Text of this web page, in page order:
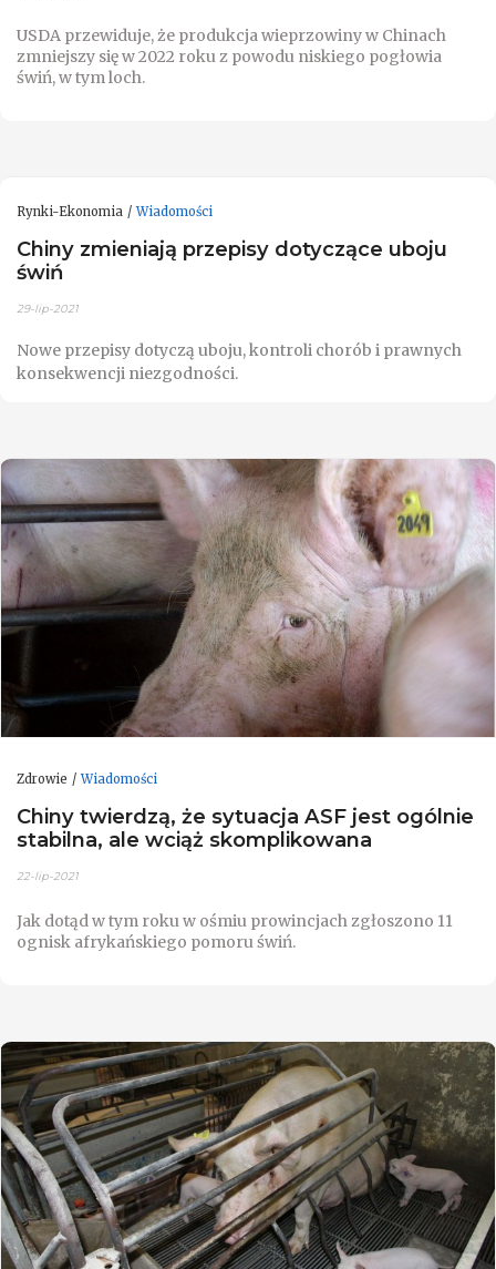
USDA przewiduje, że produkcja wieprzowiny w Chinach
zmniejszy się w 2022 roku z powodu niskiego pogłowia
świń, w tym loch.
Rynki-Ekonomia Wiadomości
Chiny zmieniają przepisy dotyczące uboju
świń
29-lip-2021
Nowe przepisy dotyczą uboju, kontroli chorób i prawnych
konsekwencji niezgodności.
Zdrowie Wiadomości
Chiny twierdzą, że sytuacja ASF jest ogólnie
stabilna, ale wciąż skomplikowana
22-lip-2021
Jak dotąd w tym roku w ośmiu prowincjach zgłoszono 11
ognisk afrykańskiego pomoru świń.